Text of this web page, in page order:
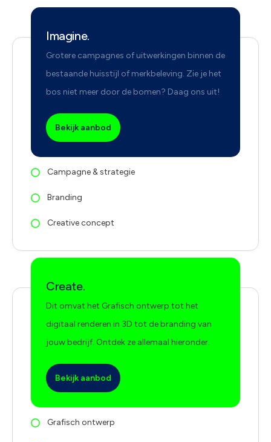
Imagine.
Grotere campagnes of uitwerkingen binnen de
bestaande huisstijl of merkbeleving. Zie je het
bos niet meer door de bomen? Daag ons uit!
Bekijk aanbod
Campagne & strategie
Branding
Creative concept
Create.
Dit omvat het Grafisch ontwerp tot het
digitaal renderen in 3D tot de branding van
jouw bedrijf. Ontdek ze allemaal hieronder.
Bekijk aanbod
Grafisch ontwerp